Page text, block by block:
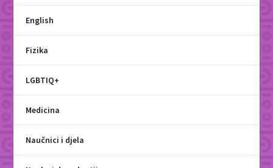
English
Fizika
LGBTIQ+
Medicina
Naučnici i djela